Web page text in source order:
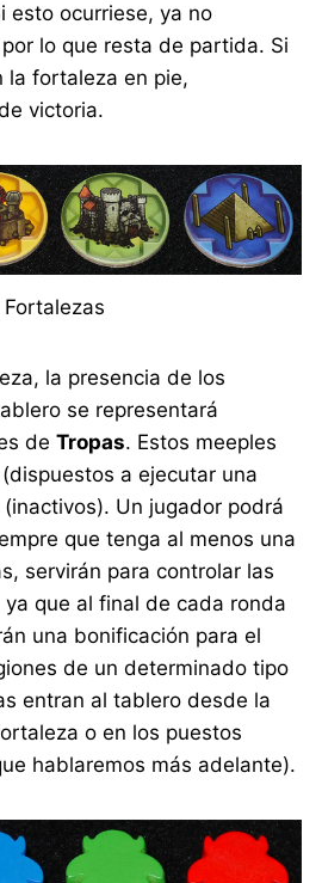
esto ocurriese, ya no
lo que resta de partida. Si
la fortaleza en pie,
victoria.
Fortalezas
la presencia de los
se representará
deTropas. Estos meeples
a ejecutar una
Un jugador podrá
que tenga al menos una
servirán para controlar las
que al final de cada ronda
una bonificación para el
de un determinado tipo
entran al tablero desde la
o en los puestos
hablaremos más adelante).